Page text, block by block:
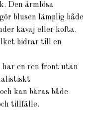
Den ärmlösa
blusen lämplig både
kavaj eller kofta.
bidrar till en
har en ren front utan
kan bäras både
tillfälle.